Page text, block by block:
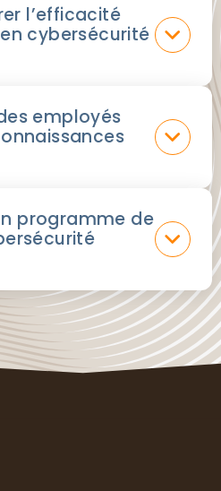
l’efficacité
cybersécurité
employés
programme de